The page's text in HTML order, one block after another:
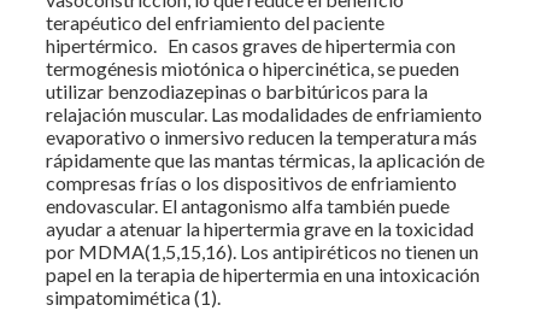
terapéutico del enfriamiento del paciente
hipertérmico. En casos graves de hipertermia con
termogénesis miotónica o hipercinética, se pueden
utilizar benzodiazepinas o barbitúricos para la
relajación muscular. Las modalidades de enfriamiento
evaporativo o inmersivo reducen la temperatura más
rápidamente que las mantas térmicas, la aplicación de
compresas frías o los dispositivos de enfriamiento
endovascular. El antagonismo alfa también puede
ayudar a atenuar la hipertermia grave en la toxicidad
por MDMA(1,5,15,16). Los antipiréticos no tienen un
papel en la terapia de hipertermia en una intoxicación
simpatomimética (1).